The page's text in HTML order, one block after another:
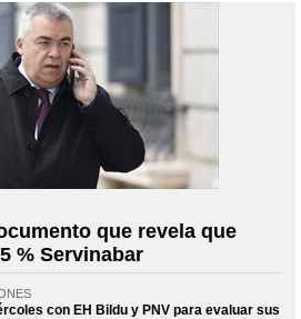
que revela que
% Servinabar
con EH Bildu y PNV para evaluar sus